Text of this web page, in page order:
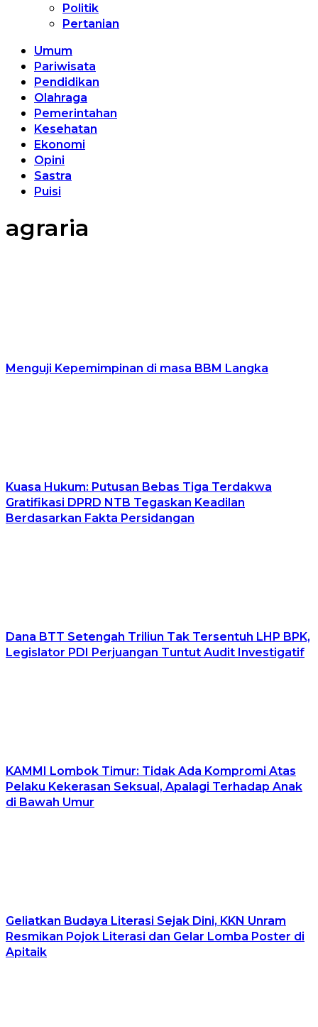
Politik
Pertanian
Umum
Pariwisata
Pendidikan
Olahraga
Pemerintahan
Kesehatan
Ekonomi
Opini
Sastra
Puisi
agraria
Menguji Kepemimpinan di masa BBM Langka
Kuasa Hukum: Putusan Bebas Tiga Terdakwa
Gratifikasi DPRD NTB Tegaskan Keadilan
Berdasarkan Fakta Persidangan
Dana BTT Setengah Triliun Tak Tersentuh LHP BPK,
Legislator PDI Perjuangan Tuntut Audit Investigatif
KAMMI Lombok Timur: Tidak Ada Kompromi Atas
Pelaku Kekerasan Seksual, Apalagi Terhadap Anak
di Bawah Umur
Geliatkan Budaya Literasi Sejak Dini, KKN Unram
Resmikan Pojok Literasi dan Gelar Lomba Poster di
Apitaik